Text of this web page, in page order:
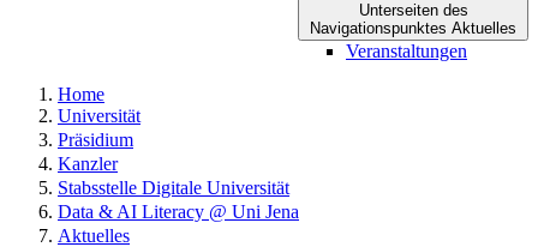
Unterseiten des
Navigationspunktes Aktuelles
Veranstaltungen
Home
Universität
Präsidium
Kanzler
Stabsstelle Digitale Universität
Data & AI Literacy @ Uni Jena
Aktuelles